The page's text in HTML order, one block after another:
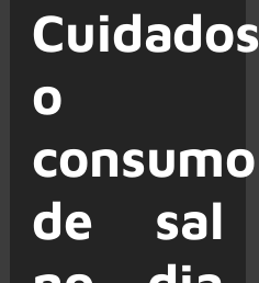
Cuidados
o
consumo
de sal